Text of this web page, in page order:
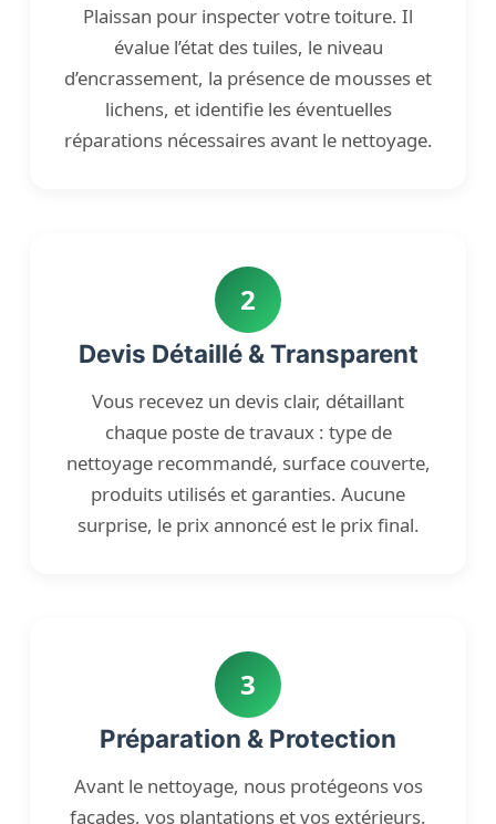
Plaissan pour inspecter votre toiture. Il
évalue l’état des tuiles, le niveau
d’encrassement, la présence de mousses et
lichens, et identifie les éventuelles
réparations nécessaires avant le nettoyage.
2
Devis Détaillé & Transparent
Vous recevez un devis clair, détaillant
chaque poste de travaux : type de
nettoyage recommandé, surface couverte,
produits utilisés et garanties. Aucune
surprise, le prix annoncé est le prix final.
3
Préparation & Protection
Avant le nettoyage, nous protégeons vos
façades, vos plantations et vos extérieurs.